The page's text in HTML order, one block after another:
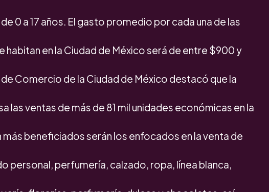
0 a 17 años. El gasto promedio por cada una de las
habitan en la Ciudad de México será de entre $900 y
Comercio de la Ciudad de México destacó que la
las ventas de más de 81 mil unidades económicas en la
más beneficiados serán los enfocados en la venta de
personal, perfumería, calzado, ropa, línea blanca,